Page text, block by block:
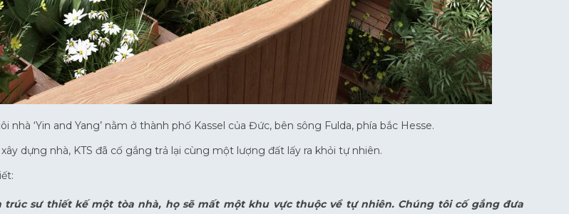
nhà ‘Yin and Yang’ nằm ở thành phố Kassel của Đức, bên sông Fulda, phía bắc Hesse.
dựng nhà, KTS đã cố gắng trả lại cùng một lượng đất lấy ra khỏi tự nhiên.
trúc sư thiết kế một tòa nhà, họ sẽ mất một khu vực thuộc về tự nhiên. Chúng tôi cố gắng đưa